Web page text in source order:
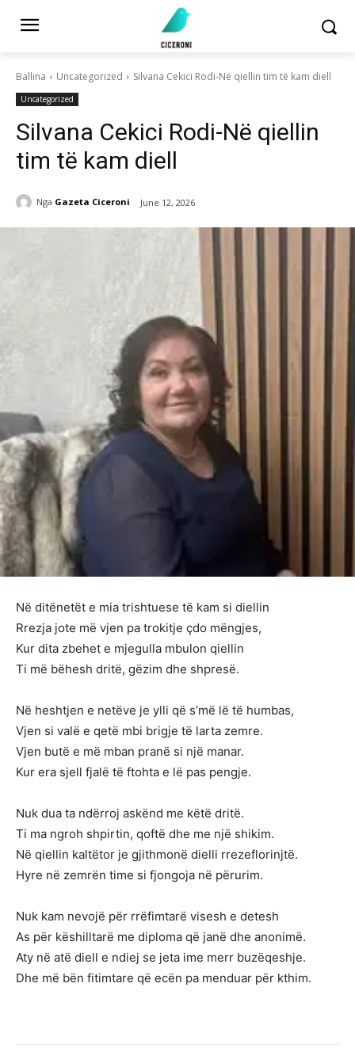
Ballina Uncategorized Silvana Cekici Rodi-Në qiellin tim të kam diell
Uncategorized
Silvana Cekici Rodi-Në qiellin
tim të kam diell
Nga Gazeta Ciceroni June 12, 2026
Në ditënetët e mia trishtuese të kam si diellin
Rrezja jote më vjen pa trokitje çdo mëngjes,
Kur dita zbehet e mjegulla mbulon qiellin
Ti më bëhesh dritë, gëzim dhe shpresë.
Në heshtjen e netëve je ylli që s’më lë të humbas,
Vjen si valë e qetë mbi brigje të larta zemre.
Vjen butë e më mban pranë si një manar.
Kur era sjell fjalë të ftohta e lë pas pengje.
Nuk dua ta ndërroj askënd me këtë dritë.
Ti ma ngroh shpirtin, qoftë dhe me një shikim.
Në qiellin kaltëtor je gjithmonë dielli rrezeflorinjtë.
Hyre në zemrën time si fjongoja në përurim.
Nuk kam nevojë për rrëfimtarë visesh e detesh
As për këshilltarë me diploma që janë dhe anonimë.
Aty në atë diell e ndiej se jeta ime merr buzëqeshje.
Dhe më bën fitimtare që ecën pa menduar për kthim.